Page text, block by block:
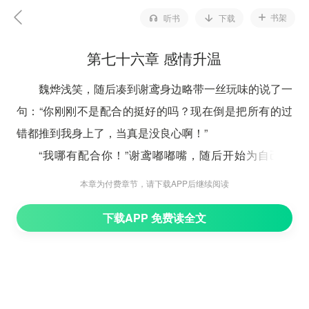
听书 下载 书架
第七十六章 感情升温
魏烨浅笑，随后凑到谢鸢身边略带一丝玩味的说了一
句：“你刚刚不是配合的挺好的吗？现在倒是把所有的过
错都推到我身上了，当真是没良心啊！”
“我哪有配合你！”谢鸢嘟嘟嘴，随后开始为自己辩
解，“我当时被你突然抱起来，那根本就是下意识的反应
“是吗？”魏烨有凑近了
本章为付费章节，请下载APP后继续阅读
下载APP 免费读全文